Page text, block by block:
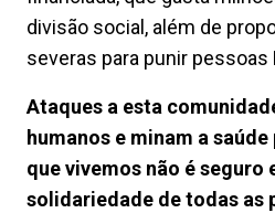
divisão social, além de
severas para punir pessoas
Ataques a esta
humanos e minam a
que vivemos não é seguro
solidariedade de todas as